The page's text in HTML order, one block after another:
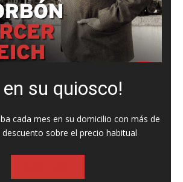
en su quiosco!
cada mes en su domicilio con más de
descuento sobre el precio habitual